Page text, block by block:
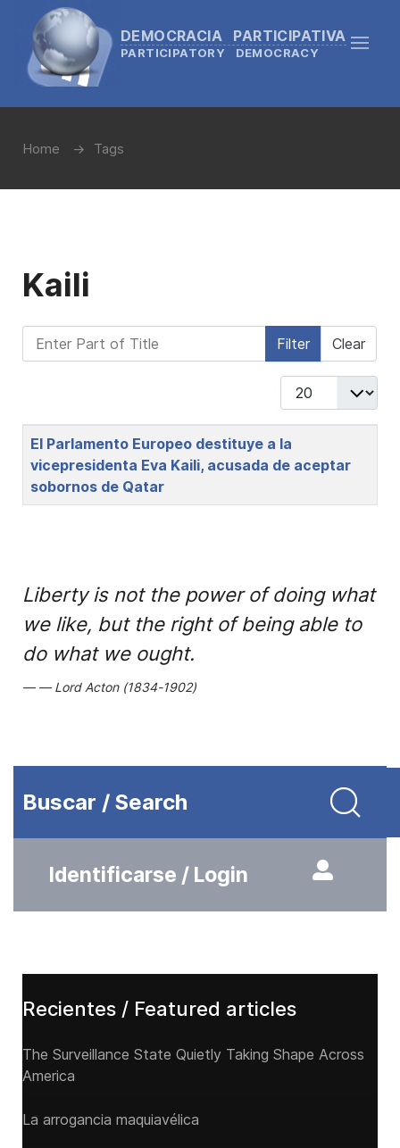
DEMOCRACIA PARTICIPATIVA
PARTICIPATORY DEMOCRACY
Home Tags
Kaili
Enter Part of Title Filter Clear
Display #
Title
El Parlamento Europeo destituye a la
vicepresidenta Eva Kaili, acusada de aceptar
sobornos de Qatar
Liberty is not the power of doing what
we like, but the right of being able to
do what we ought.
Lord Acton (1834-1902)
Buscar / Search
Identificarse / Login
Recientes / Featured articles
The Surveillance State Quietly Taking Shape Across
America
La arrogancia maquiavélica